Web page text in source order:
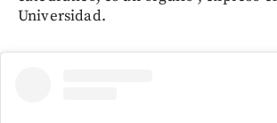
Universidad.